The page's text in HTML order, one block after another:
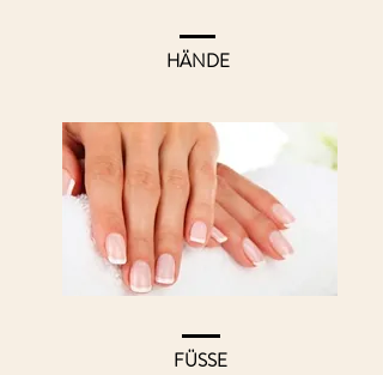
HÄNDE
FÜSSE